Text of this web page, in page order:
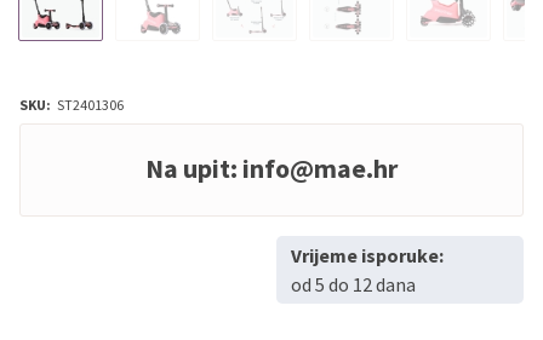
SKU: ST2401306
Na upit: info@mae.hr
Vrijeme isporuke:
od 5 do 12 dana